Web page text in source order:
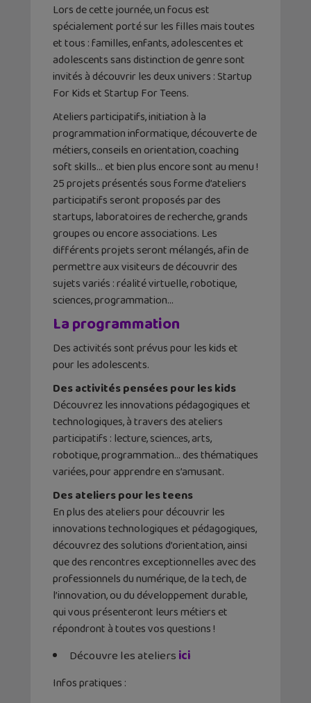
Lors de cette journée, un focus est
spécialement porté sur les filles mais toutes
et tous : familles, enfants, adolescentes et
adolescents sans distinction de genre sont
invités à découvrir les deux univers : Startup
For Kids et Startup For Teens.
Ateliers participatifs, initiation à la
programmation informatique, découverte de
métiers, conseils en orientation, coaching
soft skills… et bien plus encore sont au menu !
25 projets présentés sous forme d’ateliers
participatifs seront proposés par des
startups, laboratoires de recherche, grands
groupes ou encore associations. Les
différents projets seront mélangés, afin de
permettre aux visiteurs de découvrir des
sujets variés : réalité virtuelle, robotique,
sciences, programmation…
La programmation
Des activités sont prévus pour les kids et
pour les adolescents.
Des activités pensées pour les kids
Découvrez les innovations pédagogiques et
technologiques, à travers des ateliers
participatifs : lecture, sciences, arts,
robotique, programmation… des thématiques
variées, pour apprendre en s’amusant.
Des ateliers pour les teens
En plus des ateliers pour découvrir les
innovations technologiques et pédagogiques,
découvrez des solutions d’orientation, ainsi
que des rencontres exceptionnelles avec des
professionnels du numérique, de la tech, de
l’innovation, ou du développement durable,
qui vous présenteront leurs métiers et
répondront à toutes vos questions !
Découvre les ateliersici
Infos pratiques :